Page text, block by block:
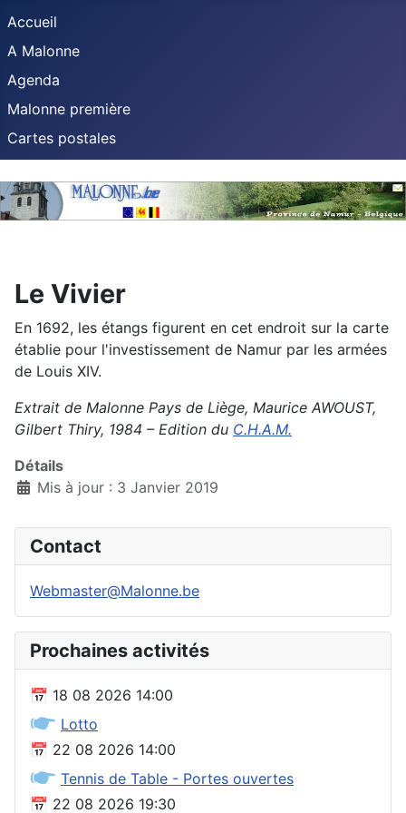
Accueil
A Malonne
Agenda
Malonne première
Cartes postales
Le Vivier
En 1692, les étangs figurent en cet endroit sur la carte
établie pour l'investissement de Namur par les armées
de Louis XIV.
Extrait de Malonne Pays de Liège, Maurice AWOUST,
Gilbert Thiry, 1984 – Edition du C.H.A.M.
Détails
Mis à jour : 3 Janvier 2019
Contact
Webmaster@Malonne.be
Prochaines activités
📅 18 08 2026 14:00
🖝 Lotto
📅 22 08 2026 14:00
🖝 Tennis de Table - Portes ouvertes
📅 22 08 2026 19:30